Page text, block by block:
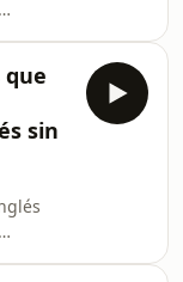
y este
de
que
sin